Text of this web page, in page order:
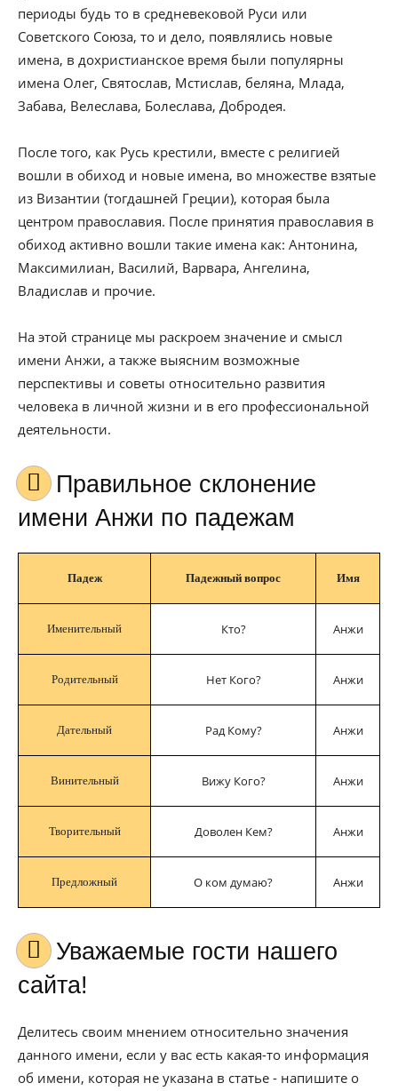
периоды будь то в средневековой Руси или
Советского Союза, то и дело, появлялись новые
имена, в дохристианское время были популярны
имена Олег, Святослав, Мстислав, беляна, Млада,
Забава, Велеслава, Болеслава, Добродея.
После того, как Русь крестили, вместе с религией
вошли в обиход и новые имена, во множестве взятые
из Византии (тогдашней Греции), которая была
центром православия. После принятия православия в
обиход активно вошли такие имена как: Антонина,
Максимилиан, Василий, Варвара, Ангелина,
Владислав и прочие.
На этой странице мы раскроем значение и смысл
имени Анжи, а также выясним возможные
перспективы и советы относительно развития
человека в личной жизни и в его профессиональной
деятельности.
Правильное склонение
имени Анжи по падежам
Падеж Падежный вопрос Имя
Именительный Кто? Анжи
Родительный Нет Кого? Анжи
Дательный Рад Кому? Анжи
Винительный Вижу Кого? Анжи
Творительный Доволен Кем? Анжи
Предложный О ком думаю? Анжи
Уважаемые гости нашего
сайта!
Делитесь своим мнением относительно значения
данного имени, если у вас есть какая-то информация
об имени, которая не указана в статье - напишите о